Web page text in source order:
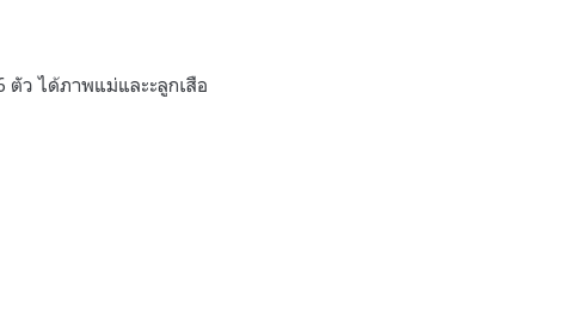
ตัว ได้ภาพแม่และะลูกเสือ